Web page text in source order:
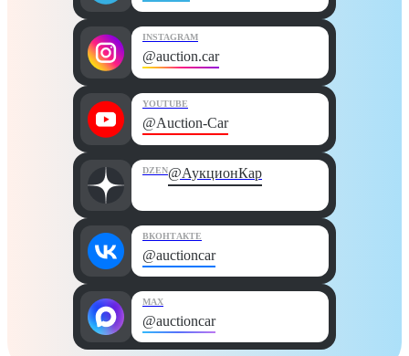
INSTAGRAM
@auction.car
YOUTUBE
@Auction-Car
DZEN@АукционКар
ВКОНТАКТЕ
@auctioncar
MAX
@auctioncar